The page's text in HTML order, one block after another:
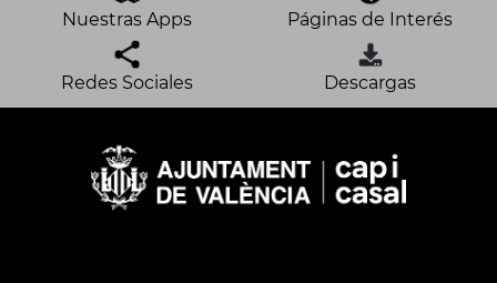
Nuestras Apps Páginas de Interés
Redes Sociales Descargas